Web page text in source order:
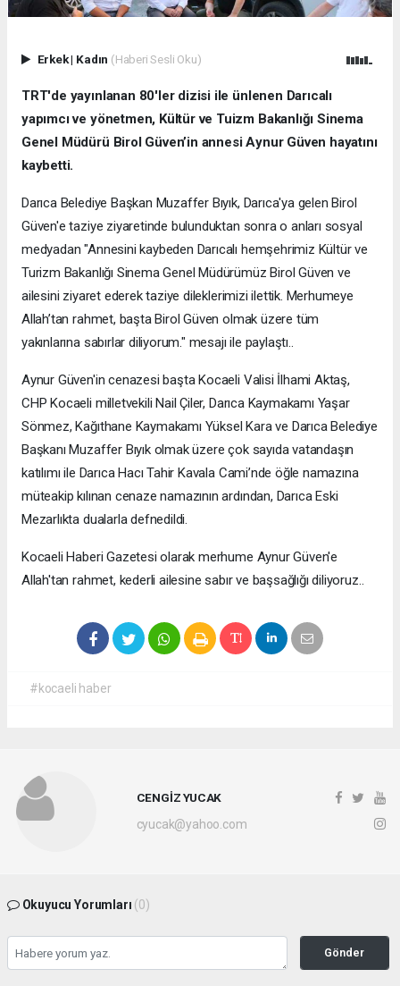
Erkek| Kadın (Haberi Sesli Oku)
TRT'de yayınlanan 80'ler dizisi ile ünlenen Darıcalı
yapımcı ve yönetmen, Kültür ve Tuizm Bakanlığı Sinema
Genel Müdürü Birol Güven’in annesi Aynur Güven hayatını
kaybetti.
Darıca Belediye Başkan Muzaffer Bıyık, Darıca'ya gelen Birol
Güven'e taziye ziyaretinde bulunduktan sonra o anları sosyal
medyadan "Annesini kaybeden Darıcalı hemşehrimiz Kültür ve
Turizm Bakanlığı Sinema Genel Müdürümüz Birol Güven ve
ailesini ziyaret ederek taziye dileklerimizi ilettik. Merhumeye
Allah’tan rahmet, başta Birol Güven olmak üzere tüm
yakınlarına sabırlar diliyorum." mesajı ile paylaştı..
Aynur Güven'in cenazesi başta Kocaeli Valisi İlhami Aktaş,
CHP Kocaeli milletvekili Nail Çiler, Darıca Kaymakamı Yaşar
Sönmez, Kağıthane Kaymakamı Yüksel Kara ve Darıca Belediye
Başkanı Muzaffer Bıyık olmak üzere çok sayıda vatandaşın
katılımı ile Darıca Hacı Tahir Kavala Cami’nde öğle namazına
müteakip kılınan cenaze namazının ardından, Darıca Eski
Mezarlıkta dualarla defnedildi.
Kocaeli Haberi Gazetesi olarak merhume Aynur Güven'e
Allah'tan rahmet, kederli ailesine sabır ve başsağlığı diliyoruz..
#kocaeli haber
CENGİZ YUCAK
cyucak@yahoo.com
Okuyucu Yorumları (0)
Gönder